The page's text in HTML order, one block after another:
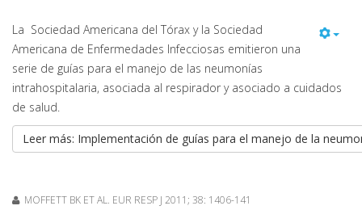
La Sociedad Americana del Tórax y la Sociedad
Americana de Enfermedades Infecciosas emitieron una
serie de guías para el manejo de las neumonías
intrahospitalaria, asociada al respirador y asociado a cuidados
de salud.
Leer más: Implementación de guías para el manejo de la
MOFFETT BK ET AL. EUR RESP J 2011; 38: 1406-141